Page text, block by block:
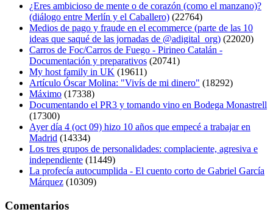
¿Eres ambicioso de mente o de corazón (como el manzano)?
(diálogo entre Merlín y el Caballero) (22764)
Medios de pago y fraude en el ecommerce (parte de las 10
ideas que saqué de las jornadas de @adigital_org) (22020)
Carros de Foc/Carros de Fuego - Pirineo Catalán -
Documentación y preparativos (20741)
My host family in UK (19611)
Artículo Óscar Molina: "Vivís de mi dinero" (18292)
Máximo (17338)
Documentando el PR3 y tomando vino en Bodega Monastrell
(17300)
Ayer día 4 (oct 09) hizo 10 años que empecé a trabajar en
Madrid (14334)
Los tres grupos de personalidades: complaciente, agresiva e
independiente (11449)
La profecía autocumplida - El cuento corto de Gabriel García
Márquez (10309)
Comentarios